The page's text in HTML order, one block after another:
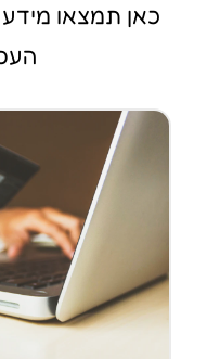
כאן תמצאו